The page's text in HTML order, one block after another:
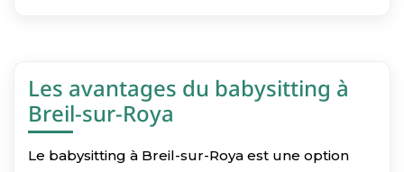
Les avantages du babysitting à
Breil-sur-Roya
Le babysitting à Breil-sur-Roya est une option